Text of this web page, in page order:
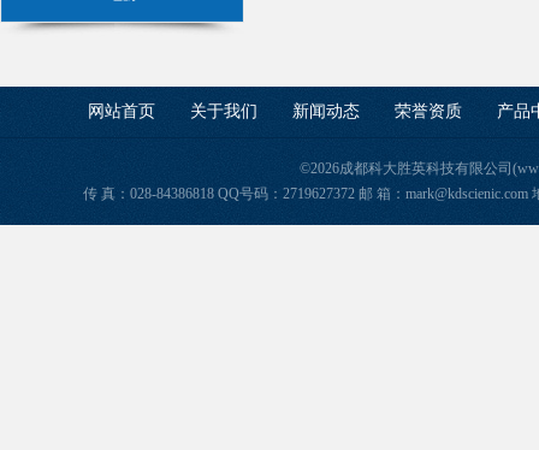
网站首页 关于我们 新闻动态 荣誉资质 产品
©2026成都科大胜英科技有限公司
传 真：028-84386818 QQ号码：2719627372 邮 箱：